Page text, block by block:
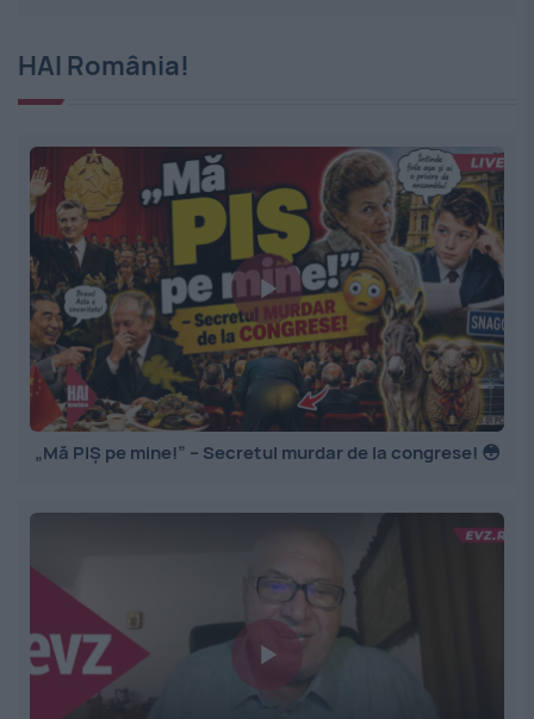
HAI România!
„Mă PIȘ pe mine!” – Secretul murdar de la congrese! 😳